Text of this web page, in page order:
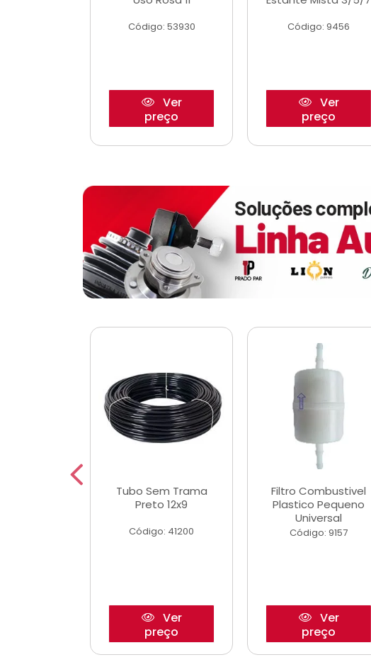
Código: 53930
Ver
preço
Código: 9456
Ver
preço
Tubo Sem Trama
Preto 12x9
Código: 41200
Ver
preço
Filtro Combustivel
Plastico Pequeno
Universal
Código: 9157
Ver
preço